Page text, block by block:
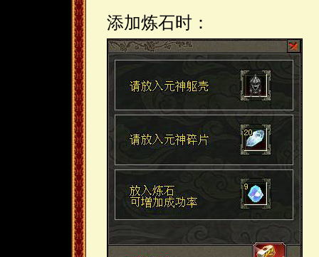
添加炼石时：